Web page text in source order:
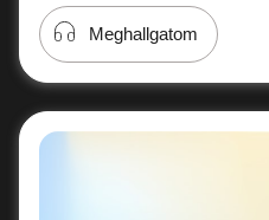
Meghallgatom